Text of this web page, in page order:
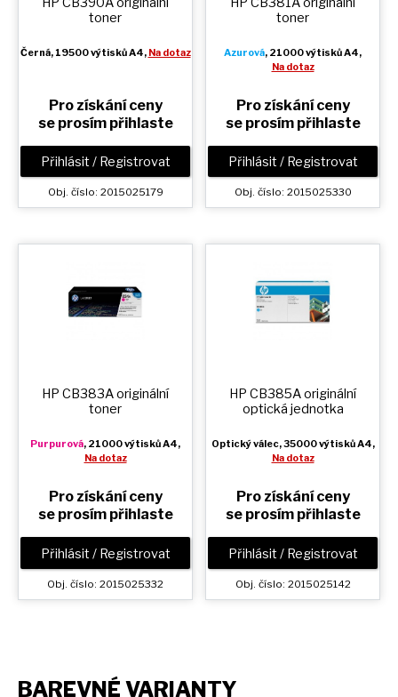
toner
Černá, 19500 výtisků A4, Na dotaz
Pro získání ceny
se prosím přihlaste
Přihlásit / Registrovat
Obj. číslo: 2015025179
toner
Azurová, 21000 výtisků A4,
Na dotaz
Pro získání ceny
se prosím přihlaste
Přihlásit / Registrovat
Obj. číslo: 2015025330
HP CB383A originální
toner
Purpurová, 21000 výtisků A4,
Na dotaz
Pro získání ceny
se prosím přihlaste
Přihlásit / Registrovat
Obj. číslo: 2015025332
HP CB385A originální
optická jednotka
Optický válec, 35000 výtisků A4,
Na dotaz
Pro získání ceny
se prosím přihlaste
Přihlásit / Registrovat
Obj. číslo: 2015025142
BAREVNÉ VARIANTY